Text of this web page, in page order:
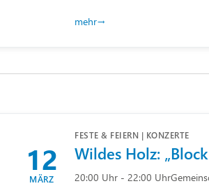
mehr
12
MÄRZ
FESTE & FEIERN | KONZERTE
Wildes Holz:
20:00 Uhr - 22:00 Uhr